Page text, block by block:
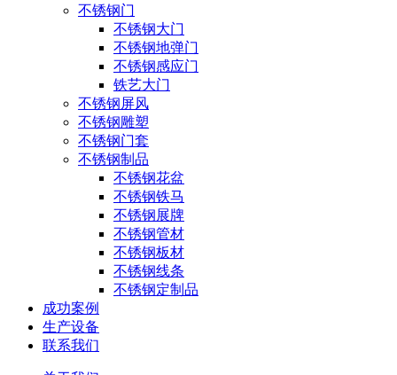
不锈钢门
不锈钢大门
不锈钢地弹门
不锈钢感应门
铁艺大门
不锈钢屏风
不锈钢雕塑
不锈钢门套
不锈钢制品
不锈钢花盆
不锈钢铁马
不锈钢展牌
不锈钢管材
不锈钢板材
不锈钢线条
不锈钢定制品
成功案例
生产设备
联系我们